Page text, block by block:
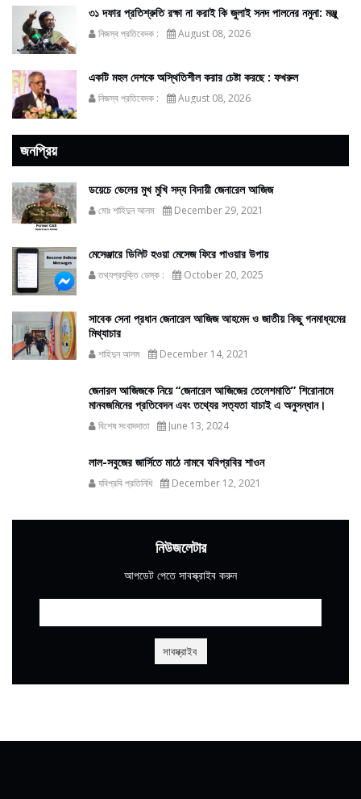
৩১ দফার প্রতিশ্রুতি রক্ষা না করাই কি জুলাই সনদ পালনের নমুনা: মঞ্জু
নিজস্ব প্রতিবেদক : August 08, 2026
একটি মহল দেশকে অস্থিতিশীল করার চেষ্টা করছে : ফখরুল
নিজস্ব প্রতিবেদক : August 08, 2026
জনপ্রিয়
ডয়েচে ভেলের মুখ মুখি সদ্য বিদায়ী জেনারেল আজিজ
মোঃ শাহিদুন আলম December 29, 2021
মেসেঞ্জারে ডিলিট হওয়া মেসেজ ফিরে পাওয়ার উপায়
তথ্যপ্রযুক্তি ডেস্ক : October 20, 2025
সাবেক সেনা প্রধান জেনারেল আজিজ আহমেদ ও জাতীয় কিছু গনমাধ্যমের
মিথ্যাচার
শাহিদুন আলম December 14, 2021
জেনারল আজিজকে নিয়ে “জেনারেল আজিজের তেলেশমাতি” শিরোনামে
মানবজমিনের প্রতিবেদন এবং তথ্যের সত্যতা যাচাই এ অনুসন্ধান।
বিশেষ সংবাদদাতা June 13, 2024
লাল-সবুজের জার্সিতে মাঠে নামবে যবিপ্রবির শাওন
যবিপ্রবি প্রতিনিধি December 12, 2021
নিউজলেটার
আপডেট পেতে সাবস্ক্রাইব করুন